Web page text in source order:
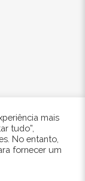
mais
tudo”,
No entanto,
fornecer um